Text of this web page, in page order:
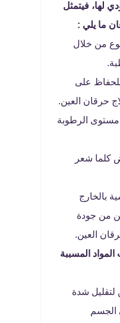
لها، فيتمثل
ما يلي :
من خلال
على
حرقان العين.
مستوى الرطوبة
كلما شعر
بالخارج
من جودة
العين.
المسببة
لتقليل شدة
الجسم